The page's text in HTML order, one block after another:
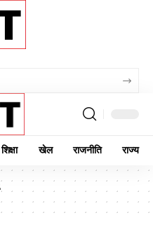
शिक्षा खेल राजनीति राज्य